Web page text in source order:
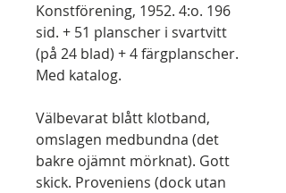
Konstförening, 1952. 4:o. 196
sid. + 51 planscher i svartvitt
(på 24 blad) + 4 färgplanscher.
Med katalog.
Välbevarat blått klotband,
omslagen medbundna (det
bakre ojämnt mörknat). Gott
skick. Proveniens (dock utan